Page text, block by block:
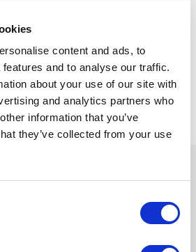
content and ads, to
and to analyse our traffic.
about your use of our site with
and analytics partners who
information that you’ve
they’ve collected from your use
muy simple y la gran diversidad de
en el tejido.
newsletter